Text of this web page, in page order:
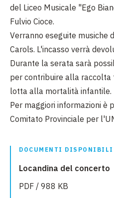
del Liceo Musicale "Ego
Fulvio Cioce.
Verranno eseguite musiche
Carols. L'incasso verrà
Durante la serata sarà
per contribuire alla raccolta
lotta alla mortalità infantile.
Per maggiori informazioni è
Comitato Provinciale per
DOCUMENTI DISPONIBILI
Locandina del concerto
PDF / 988 KB